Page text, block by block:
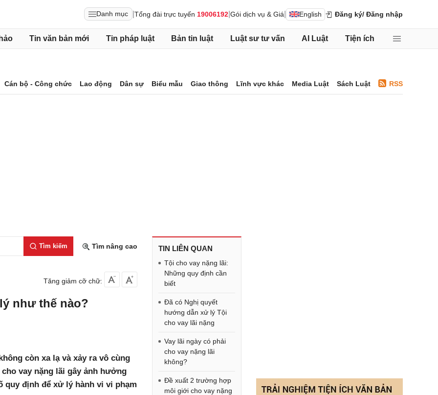
Danh mục Tổng đài trực tuyến 19006192 Gói dịch vụ & Giá English Đăng ký/ Đăng nhập
Tin văn bản mới Tin pháp luật Bản tin luật Luật sư tư vấn AI Luật Tiện ích
Cán bộ - Công chức Lao động Dân sự Biểu mẫu Giao thông Lĩnh vực khác Media Luật Sách Luật RSS
Tìm kiếm Tìm nâng cao
Tăng giảm cỡ chữ:
như thế nào?
còn xa lạ và xảy ra vô cùng
vay nặng lãi gây ảnh hưởng
quy định để xử lý hành vi vi phạm
TIN LIÊN QUAN
Tội cho vay nặng lãi:
Những quy định cần
biết
Đã có Nghị quyết
hướng dẫn xử lý Tội
cho vay lãi nặng
Vay lãi ngày có phải
cho vay nặng lãi
không?
Đề xuất 2 trường hợp
môi giới cho vay nặng